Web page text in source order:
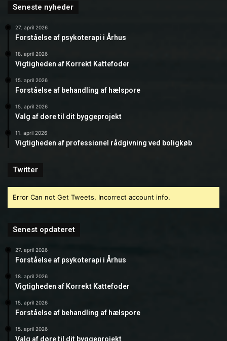
Seneste nyheder
27. april 2026
Forståelse af psykoterapi i Århus
18. april 2026
Vigtigheden af Korrekt Kattefoder
15. april 2026
Forståelse af behandling af hælspore
15. april 2026
Valg af døre til dit byggeprojekt
11. april 2026
Vigtigheden af professionel rådgivning ved boligkøb
Twitter
Error Can not Get Tweets, Incorrect account info.
Senest opdateret
27. april 2026
Forståelse af psykoterapi i Århus
18. april 2026
Vigtigheden af Korrekt Kattefoder
15. april 2026
Forståelse af behandling af hælspore
15. april 2026
Valg af døre til dit byggeprojekt